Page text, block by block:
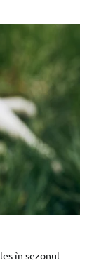
în sezonul